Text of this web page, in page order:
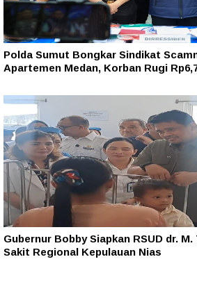
Polda Sumut Bongkar Sindikat
Apartemen Medan, Korban Rugi
Gubernur Bobby Siapkan RSUD dr.
Sakit Regional Kepulauan Nias